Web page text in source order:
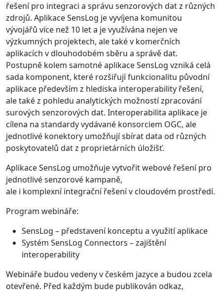
řešení pro integraci a správu senzorových dat z různých
zdrojů. Aplikace SensLog je vyvíjena komunitou
vývojářů více než 10 let a je využívána nejen ve
výzkumných projektech, ale také v komerčních
aplikacích v dlouhodobém sběru a správě dat.
Postupně kolem samotné aplikace SensLog vzniká celá
sada komponent, které rozšiřují funkcionalitu původní
aplikace především z hlediska interoperability řešení,
ale také z pohledu analytických možností zpracování
surových senzorových dat. Interoperabilita aplikace je
cílena na standardy vydávané konsorciem OGC, ale
jednotlivé konektory umožňují sbírat data od různých
poskytovatelů dat z proprietárních úložišť.
Aplikace SensLog umožňuje vytvořit webové řešení pro
jednotlivé senzorové kampaně,
ale i komplexní integrační řešení v cloudovém prostředí.
Program webináře:
SensLog – představení konceptu a využití aplikace
Systém SensLog Connectors – zajištění
interoperability
Webináře budou vedeny v českém jazyce a budou zcela
otevřené. Před každým bude publikován odkaz,